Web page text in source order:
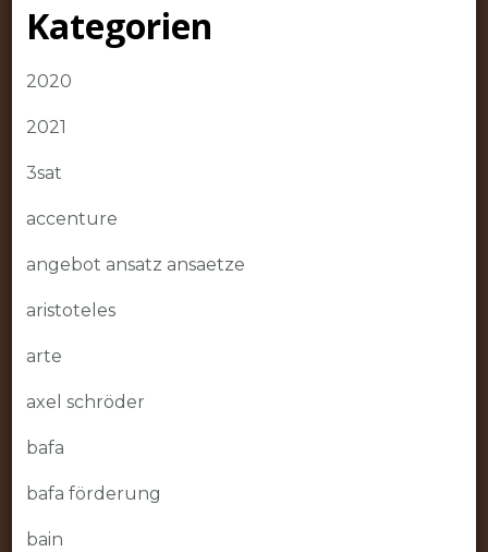
Kategorien
2020
2021
3sat
accenture
angebot ansatz ansaetze
aristoteles
arte
axel schröder
bafa
bafa förderung
bain